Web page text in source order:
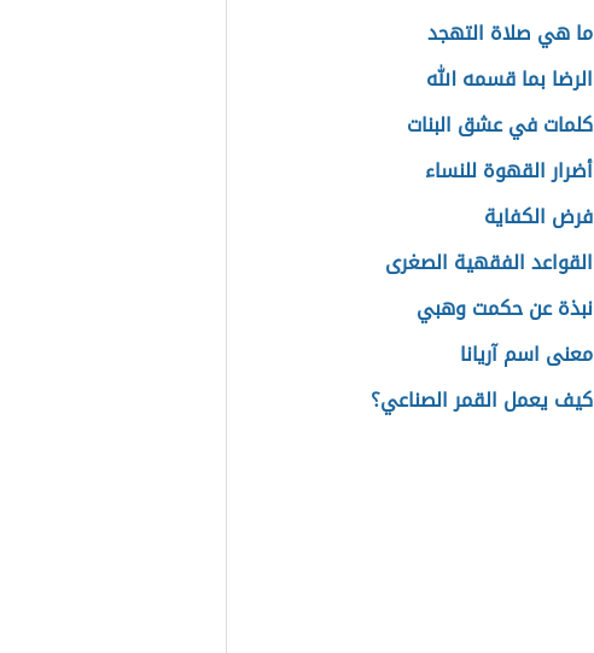
ما هي صلاة التهجد
الرضا بما قسمه الله
كلمات في عشق البنات
أضرار القهوة للنساء
فرض الكفاية
القواعد الفقهية الصغرى
نبذة عن حكمت وهبي
معنى اسم آريانا
كيف يعمل القمر الصناعي؟